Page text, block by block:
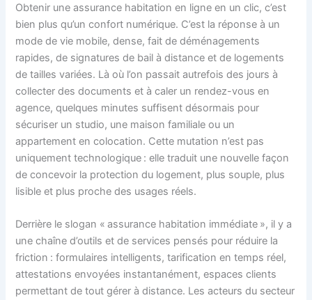
Obtenir une assurance habitation en ligne en un clic, c’est
bien plus qu’un confort numérique. C’est la réponse à un
mode de vie mobile, dense, fait de déménagements
rapides, de signatures de bail à distance et de logements
de tailles variées. Là où l’on passait autrefois des jours à
collecter des documents et à caler un rendez-vous en
agence, quelques minutes suffisent désormais pour
sécuriser un studio, une maison familiale ou un
appartement en colocation. Cette mutation n’est pas
uniquement technologique : elle traduit une nouvelle façon
de concevoir la protection du logement, plus souple, plus
lisible et plus proche des usages réels.
Derrière le slogan « assurance habitation immédiate », il y a
une chaîne d’outils et de services pensés pour réduire la
friction : formulaires intelligents, tarification en temps réel,
attestations envoyées instantanément, espaces clients
permettant de tout gérer à distance. Les acteurs du secteur